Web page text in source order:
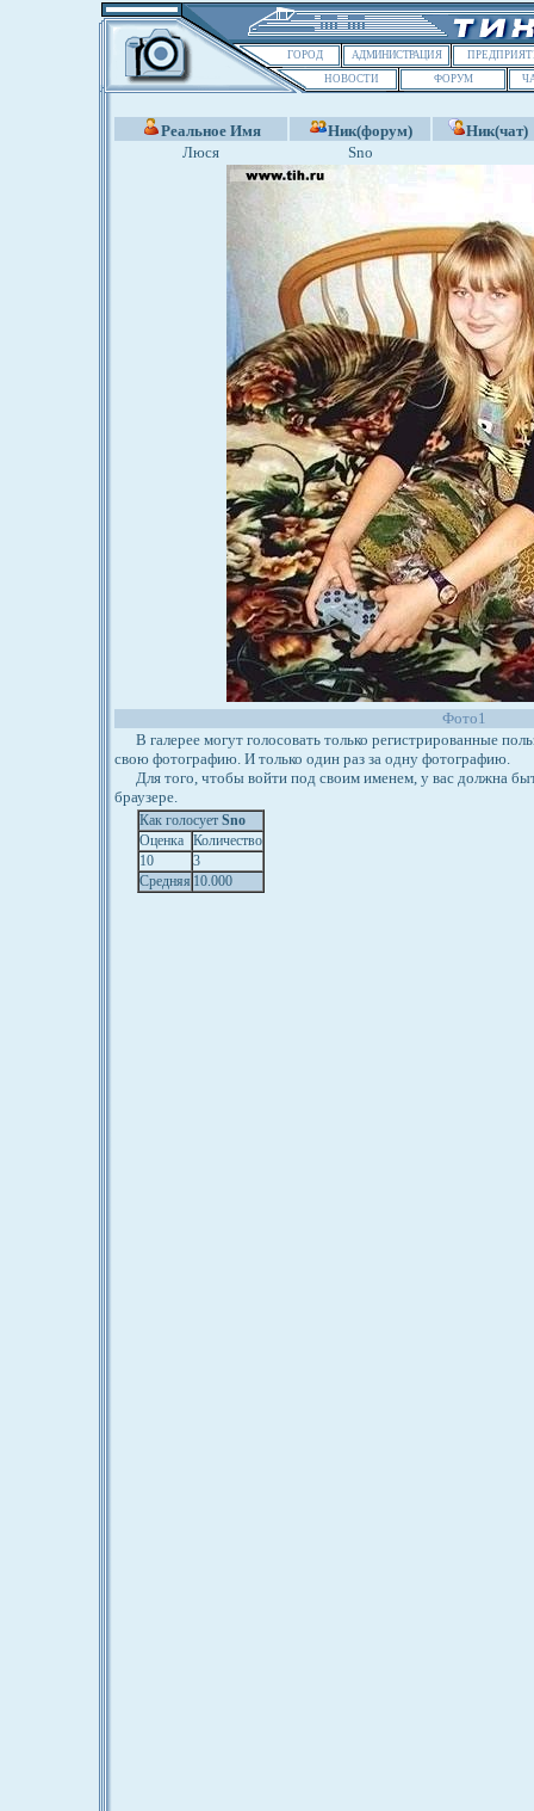
ГОРОД АДМИНИСТРАЦИЯ
НОВОСТИ
ФОРУМ
Реальное Имя Ник(форум)
Ник(чат)
Люся
Sno
Фото1
В галерее могут голосовать только регистрированные
свою фотографию. И только один раз за одну фотографию.
Для того, чтобы войти под своим именем, у вас должна
браузере.
Как голосует Sno
Оценка Количество
10
3
Средняя 10.000